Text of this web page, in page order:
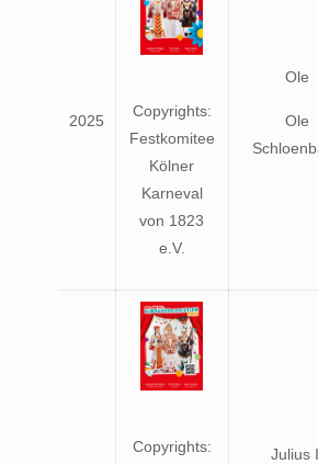
2025
Copyrights:
Festkomitee
Kölner
Karneval
von 1823
e.V.
Ole
Ole
Copyrights:
Julius